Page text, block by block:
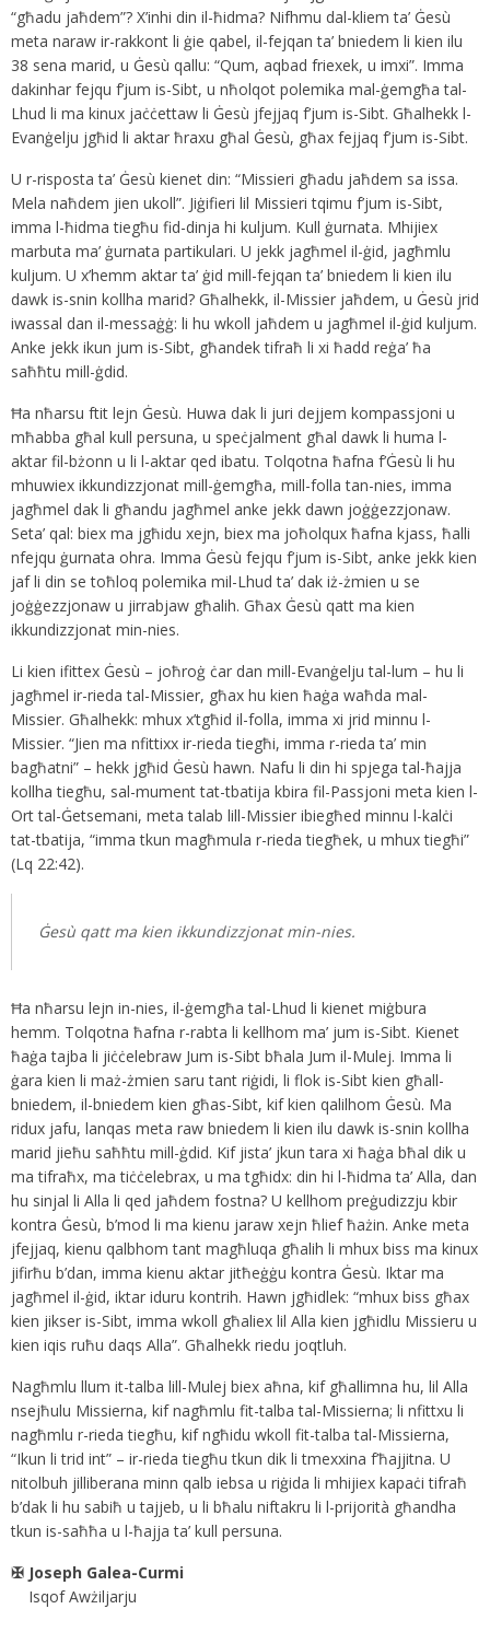
“għadu jaħdem”? X’inhi din il-ħidma? Nifhmu dal-kliem ta’ Ġesù
meta naraw ir-rakkont li ġie qabel, il-fejqan ta’ bniedem li kien ilu
38 sena marid, u Ġesù qallu: “Qum, aqbad friexek, u imxi”. Imma
dakinhar fejqu f’jum is-Sibt, u nħolqot polemika mal-ġemgħa tal-
Lhud li ma kinux jaċċettaw li Ġesù jfejjaq f’jum is-Sibt. Għalhekk l-
Evanġelju jgħid li aktar ħraxu għal Ġesù, għax fejjaq f’jum is-Sibt.
U r-risposta ta’ Ġesù kienet din: “Missieri għadu jaħdem sa issa.
Mela naħdem jien ukoll”. Jiġifieri lil Missieri tqimu f’jum is-Sibt,
imma l-ħidma tiegħu fid-dinja hi kuljum. Kull ġurnata. Mhijiex
marbuta ma’ ġurnata partikulari. U jekk jagħmel il-ġid, jagħmlu
kuljum. U x’hemm aktar ta’ ġid mill-fejqan ta’ bniedem li kien ilu
dawk is-snin kollha marid? Għalhekk, il-Missier jaħdem, u Ġesù jrid
iwassal dan il-messaġġ: li hu wkoll jaħdem u jagħmel il-ġid kuljum.
Anke jekk ikun jum is-Sibt, għandek tifraħ li xi ħadd reġa’ ħa
saħħtu mill-ġdid.
Ħa nħarsu ftit lejn Ġesù. Huwa dak li juri dejjem kompassjoni u
mħabba għal kull persuna, u speċjalment għal dawk li huma l-
aktar fil-bżonn u li l-aktar qed ibatu. Tolqotna ħafna f’Ġesù li hu
mhuwiex ikkundizzjonat mill-ġemgħa, mill-folla tan-nies, imma
jagħmel dak li għandu jagħmel anke jekk dawn joġġezzjonaw.
Seta’ qal: biex ma jgħidu xejn, biex ma joħolqux ħafna kjass, ħalli
nfejqu ġurnata ohra. Imma Ġesù fejqu f’jum is-Sibt, anke jekk kien
jaf li din se toħloq polemika mil-Lhud ta’ dak iż-żmien u se
joġġezzjonaw u jirrabjaw għalih. Għax Ġesù qatt ma kien
ikkundizzjonat min-nies.
Li kien ifittex Ġesù – joħroġ ċar dan mill-Evanġelju tal-lum – hu li
jagħmel ir-rieda tal-Missier, għax hu kien ħaġa waħda mal-
Missier. Għalhekk: mhux x’tgħid il-folla, imma xi jrid minnu l-
Missier. “Jien ma nfittixx ir-rieda tiegħi, imma r-rieda ta’ min
bagħatni” – hekk jgħid Ġesù hawn. Nafu li din hi spjega tal-ħajja
kollha tiegħu, sal-mument tat-tbatija kbira fil-Passjoni meta kien l-
Ort tal-Ġetsemani, meta talab lill-Missier ibiegħed minnu l-kalċi
tat-tbatija, “imma tkun magħmula r-rieda tiegħek, u mhux tiegħi”
(Lq 22:42).
Ġesù qatt ma kien ikkundizzjonat min-nies.
Ħa nħarsu lejn in-nies, il-ġemgħa tal-Lhud li kienet miġbura
hemm. Tolqotna ħafna r-rabta li kellhom ma’ jum is-Sibt. Kienet
ħaġa tajba li jiċċelebraw Jum is-Sibt bħala Jum il-Mulej. Imma li
ġara kien li maż-żmien saru tant riġidi, li flok is-Sibt kien għall-
bniedem, il-bniedem kien għas-Sibt, kif kien qalilhom Ġesù. Ma
ridux jafu, lanqas meta raw bniedem li kien ilu dawk is-snin kollha
marid jieħu saħħtu mill-ġdid. Kif jista’ jkun tara xi ħaġa bħal dik u
ma tifraħx, ma tiċċelebrax, u ma tgħidx: din hi l-ħidma ta’ Alla, dan
hu sinjal li Alla li qed jaħdem fostna? U kellhom preġudizzju kbir
kontra Ġesù, b’mod li ma kienu jaraw xejn ħlief ħażin. Anke meta
jfejjaq, kienu qalbhom tant magħluqa għalih li mhux biss ma kinux
jifirħu b’dan, imma kienu aktar jitħeġġu kontra Ġesù. Iktar ma
jagħmel il-ġid, iktar iduru kontrih. Hawn jgħidlek: “mhux biss għax
kien jikser is-Sibt, imma wkoll għaliex lil Alla kien jgħidlu Missieru u
kien iqis ruħu daqs Alla”. Għalhekk riedu joqtluh.
Nagħmlu llum it-talba lill-Mulej biex aħna, kif għallimna hu, lil Alla
nsejħulu Missierna, kif nagħmlu fit-talba tal-Missierna; li nfittxu li
nagħmlu r-rieda tiegħu, kif ngħidu wkoll fit-talba tal-Missierna,
“Ikun li trid int” – ir-rieda tiegħu tkun dik li tmexxina f’ħajjitna. U
nitolbuh jilliberana minn qalb iebsa u riġida li mhijiex kapaċi tifraħ
b’dak li hu sabiħ u tajjeb, u li bħalu niftakru li l-prijorità għandha
tkun is-saħħa u l-ħajja ta’ kull persuna.
✠ Joseph Galea-Curmi
Isqof Awżiljarju